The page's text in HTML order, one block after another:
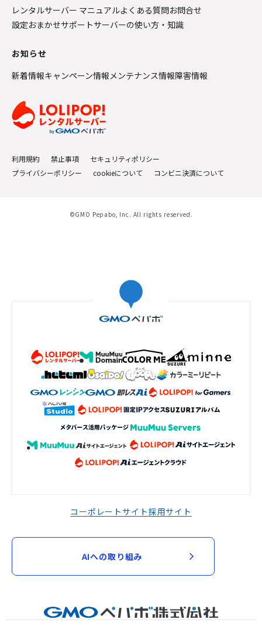
レンタルサーバー マニュアルよくある質問お問合せ
設定おまかせサポートサーバーの使い方・知識
お知らせ
新着情報キャンペーン情報メンテナンス情報障害情報
利用規約 禁止事項
セキュリティポリシー
プライバシーポリシー
cookieについて コンビニ決済について
©GMO Pepabo, Inc. All rights reserved.
コーポレートサイト採用サイト
AIへの取り組み